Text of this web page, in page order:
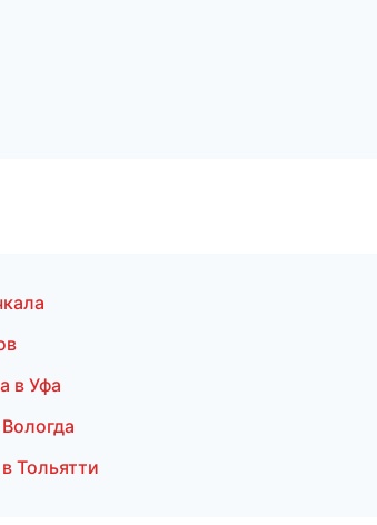
в Уфа
Тольятти